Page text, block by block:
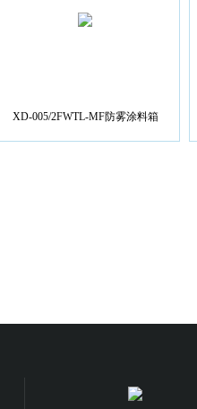
XD-005/2FWTL-MF防雾涂料箱